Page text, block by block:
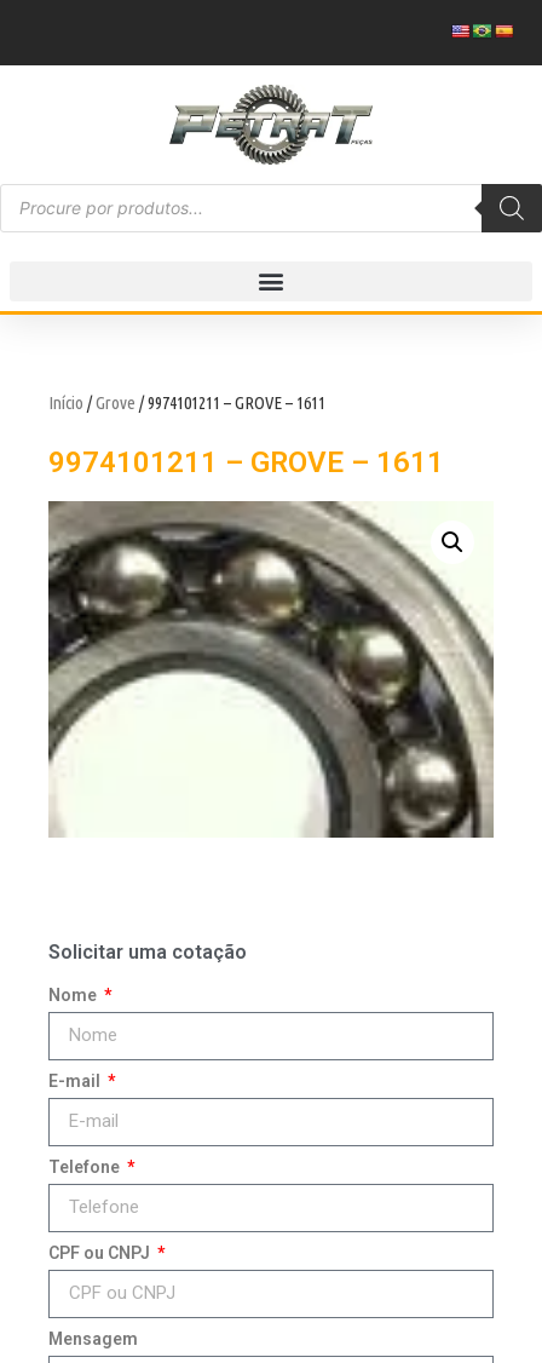
Início /Grove / 9974101211 – GROVE – 1611
9974101211 – GROVE – 1611
Solicitar uma cotação
Nome
E-mail
Telefone
CPF ou CNPJ
Mensagem